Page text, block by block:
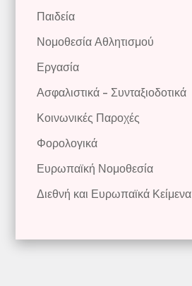
Παιδεία
Νομοθεσία Αθλητισμού
Εργασία
Ασφαλιστικά – Συνταξιοδοτικά
Κοινωνικές Παροχές
Φορολογικά
Ευρωπαϊκή Νομοθεσία
Διεθνή και Ευρωπαϊκά Κείμενα